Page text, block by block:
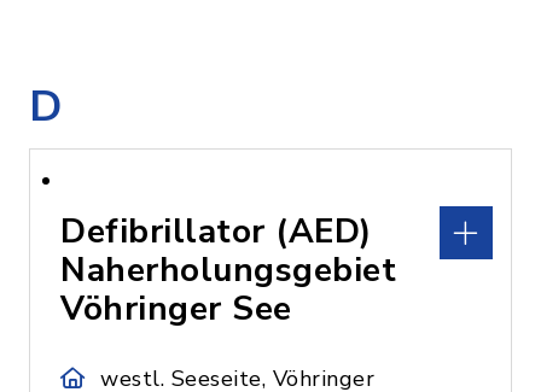
D
Defibrillator (AED)
Naherholungsgebiet
Vöhringer See
westl. Seeseite, Vöhringer